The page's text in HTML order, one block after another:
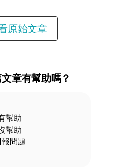
原始文章
章有幫助嗎？
幫助
幫助
報問題